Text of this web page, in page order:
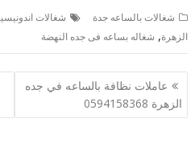
شغالات بالساعه جدة شغالات
الزهرة, شغاله بساعه فى جده النهضة
تصفّح
المقالات
عاملات نظافة بالساعه في جده
الزهرة 0594158368